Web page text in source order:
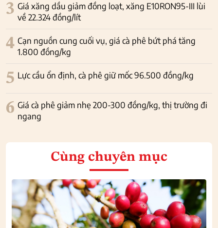
3 Giá xăng dầu giảm đồng loạt, xăng E10RON95-III lùi
về 22.324 đồng/lít
4 Cạn nguồn cung cuối vụ, giá cà phê bứt phá tăng
1.800 đồng/kg
5 Lực cầu ổn định, cà phê giữ mốc 96.500 đồng/kg
6 Giá cà phê giảm nhẹ 200-300 đồng/kg, thị trường đi
ngang
Cùng chuyên mục